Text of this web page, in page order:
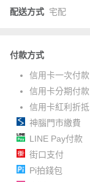
配送方式 宅配
付款方式
信用卡一次付款
信用卡分期付款
信用卡紅利折抵
神腦門市繳費
LINE Pay付款
街口支付
Pi拍錢包